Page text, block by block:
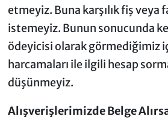
etmeyiz. Buna karşılık fiş veya
istemeyiz. Bunun sonucunda
ödeyicisi olarak görmediğimiz
harcamaları ile ilgili hesap
düşünmeyiz.
Alışverişlerimizde Belge